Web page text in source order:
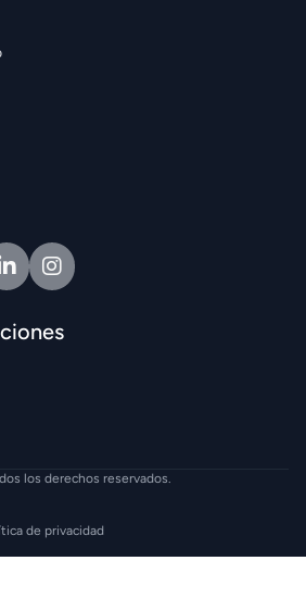
Intagram
los derechos reservados.
de privacidad